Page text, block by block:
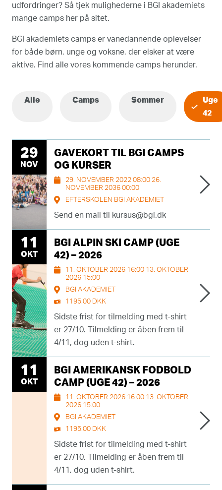
udfordringer? Så tjek mulighederne i BGI akademiets
mange camps her på sitet.
BGI akademiets camps er vanedannende oplevelser
for både børn, unge og voksne, der elsker at være
aktive. Find alle vores kommende camps herunder.
Alle Camps Sommer
Uge
42
29
NOV
GAVEKORT TIL BGI CAMPS
OG KURSER
29. NOVEMBER 2022 08:00 26.
NOVEMBER 2036 00:00
EFTERSKOLEN BGI AKADEMIET
Send en mail til kursus@bgi.dk
11
OKT
BGI ALPIN SKI CAMP (UGE
42) – 2026
11. OKTOBER 2026 16:00 13. OKTOBER
2026 15:00
BGI AKADEMIET
1195.00 DKK
Sidste frist for tilmelding med t-shirt
er 27/10. Tilmelding er åben frem til
4/11, dog uden t-shirt.
11
OKT
BGI AMERIKANSK FODBOLD
CAMP (UGE 42) – 2026
11. OKTOBER 2026 16:00 13. OKTOBER
2026 15:00
BGI AKADEMIET
1195.00 DKK
Sidste frist for tilmelding med t-shirt
er 27/10. Tilmelding er åben frem til
4/11, dog uden t-shirt.